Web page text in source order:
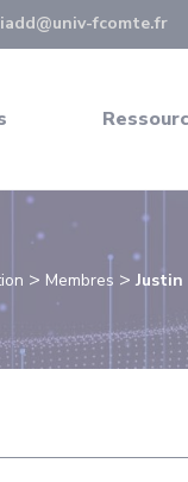
fcomte.fr
> Membres > Justin